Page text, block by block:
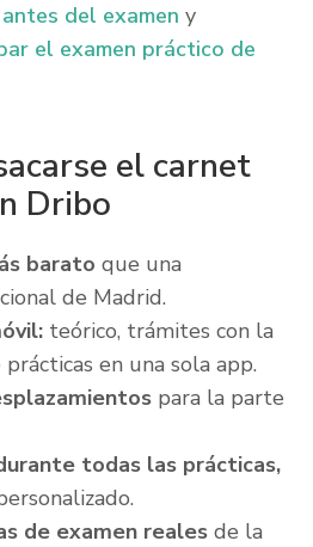
del examen y
el examen práctico de
el carnet
Dribo
barato que una
de Madrid.
teórico, trámites con la
en una sola app.
para la parte
todas las prácticas,
de examen reales de la